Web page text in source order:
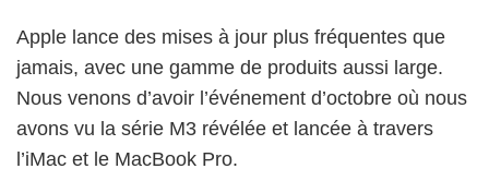
Apple lance des mises à jour plus fréquentes que
jamais, avec une gamme de produits aussi large.
Nous venons d’avoir l’événement d’octobre où nous
avons vu la série M3 révélée et lancée à travers
l’iMac et le MacBook Pro.